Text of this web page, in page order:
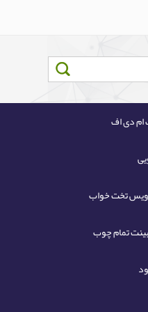
دی اف
تخت خواب
تمام چوب